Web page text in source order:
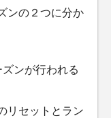
ンの２つに分か
ンが行われる
リセットとラン